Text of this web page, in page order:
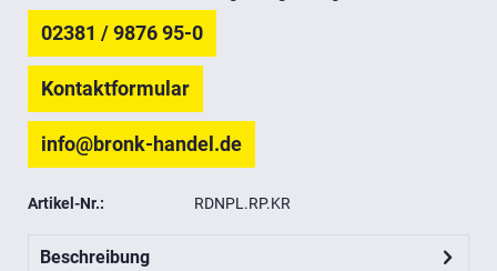
02381 / 9876 95-0
Kontaktformular
info@bronk-handel.de
Artikel-Nr.: RDNPL.RP.KR
Beschreibung